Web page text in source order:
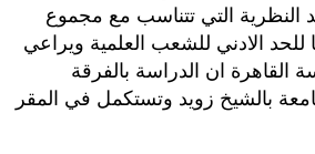
النظرية التي تتناسب مع مجموع
الادني للشعب العلمية ويراعي
القاهرة ان الدراسة بالفرقة
بالشيخ زويد وتستكمل في المقر